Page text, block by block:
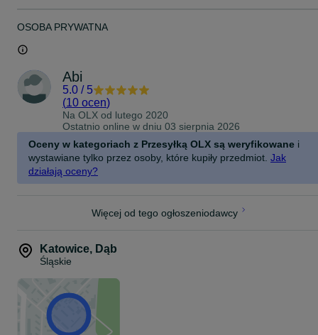
OSOBA PRYWATNA
Abi
5.0 / 5
(10 ocen)
Na OLX od lutego 2020
Ostatnio online w dniu 03 sierpnia 2026
Oceny w kategoriach z Przesyłką OLX są weryfikowane i
wystawiane tylko przez osoby, które kupiły przedmiot. Jak
działają oceny?
Więcej od tego ogłoszeniodawcy
Katowice, Dąb
Śląskie